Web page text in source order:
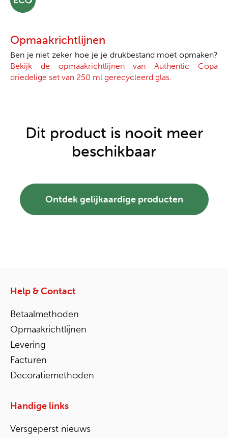
Opmaakrichtlijnen
Ben je niet zeker hoe je je drukbestand moet opmaken?
Bekijk de opmaakrichtlijnen van Authentic Copa
driedelige set van 250 ml gerecycleerd glas.
Dit product is nooit meer
beschikbaar
Ontdek gelijkaardige producten
Help & Contact
Betaalmethoden
Opmaakrichtlijnen
Levering
Facturen
Decoratiemethoden
Handige links
Versgeperst nieuws